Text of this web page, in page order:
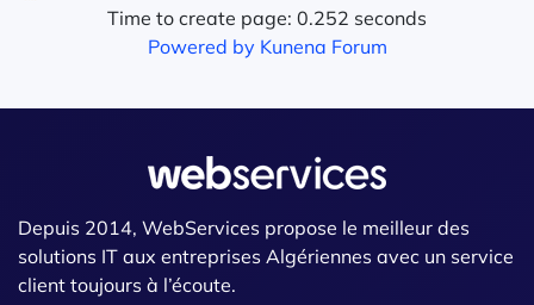
Time to create page: 0.252 seconds
Powered by Kunena Forum
Depuis 2014, WebServices propose le meilleur des
solutions IT aux entreprises Algériennes avec un service
client toujours à l’écoute.